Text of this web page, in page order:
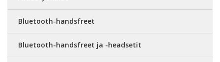
Bluetooth-handsfreet
Bluetooth-handsfreet ja -headsetit